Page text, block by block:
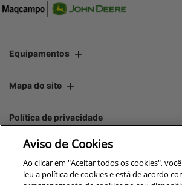
Equipamentos
Mapa do site
Política de privacidade
CNPJ: 00.970.771/0013-
Aviso de Cookies
Ao clicar em "Aceitar todos os cookies",
leu a política de cookies e está de acordo